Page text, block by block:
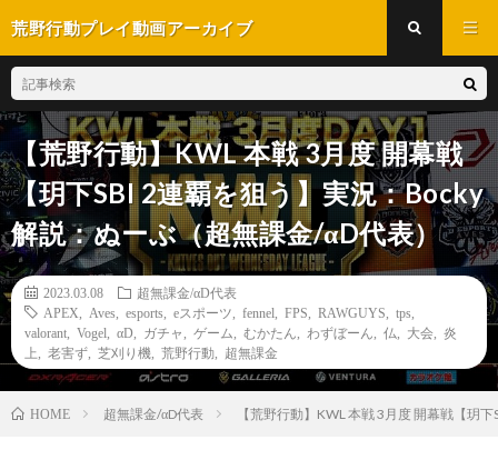
荒野行動プレイ動画アーカイブ
【荒野行動】KWL 本戦 3月度 開幕戦
【玥下SBI 2連覇を狙う】実況：Bocky
解説：ぬーぶ（超無課金/αD代表）
2023.03.08
超無課金/αD代表
APEX
Aves esports eスポーツ fennel FPS RAWGUYS tps
valorant
Vogel αD ガチャ ゲーム むかたん わずぼーん 仏 大会
炎
上
老害ず 芝刈り機 荒野行動 超無課金
HOME 超無課金/αD代表 【荒野行動】KWL 本戦 3月度 開幕戦【玥